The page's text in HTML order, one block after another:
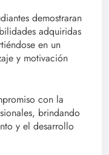
demostraran
adquiridas
en un
y motivación
con la
brindando
y el desarrollo